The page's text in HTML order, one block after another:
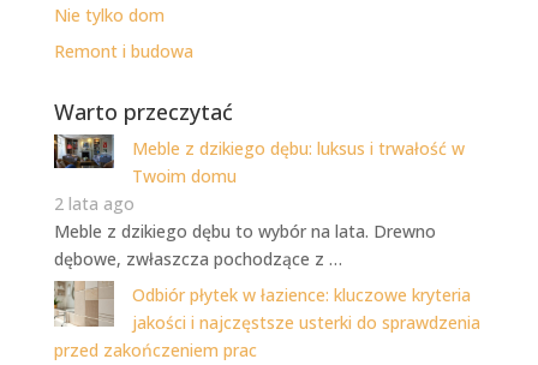
Nie tylko dom
Remont i budowa
Warto przeczytać
Meble z dzikiego dębu: luksus i trwałość w
Twoim domu
2 lata ago
Meble z dzikiego dębu to wybór na lata. Drewno
dębowe, zwłaszcza pochodzące z …
Odbiór płytek w łazience: kluczowe kryteria
jakości i najczęstsze usterki do sprawdzenia
przed zakończeniem prac